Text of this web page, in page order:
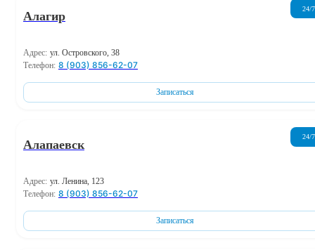
Алагир
24/7
Адрес: ул. Островского, 38
Телефон: 8 (903) 856-62-07
Записаться
Алапаевск
24/7
Адрес: ул. Ленина, 123
Телефон: 8 (903) 856-62-07
Записаться